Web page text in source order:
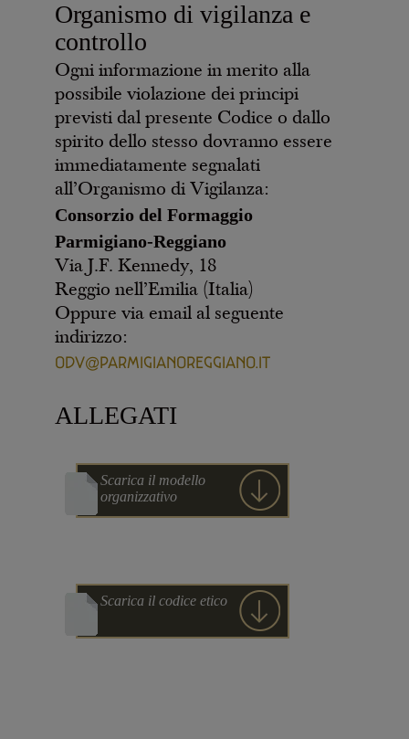
Organismo di vigilanza e
controllo
Ogni informazione in merito alla
possibile violazione dei principi
previsti dal presente Codice o dallo
spirito dello stesso dovranno essere
immediatamente segnalati
all’Organismo di Vigilanza:
Consorzio del Formaggio
Parmigiano-Reggiano
Via J.F. Kennedy, 18
Reggio nell’Emilia (Italia)
Oppure via email al seguente
indirizzo:
ODV@PARMIGIANOREGGIANO.IT
ALLEGATI
Scarica il modello
organizzativo
Scarica il codice etico